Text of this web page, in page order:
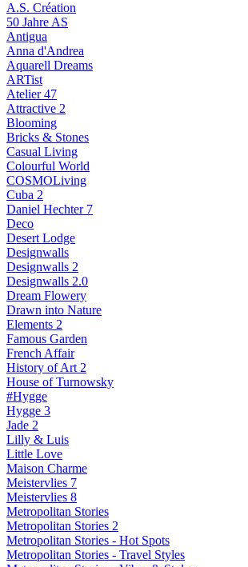
A.S. Création
50 Jahre AS
Antigua
Anna d'Andrea
Aquarell Dreams
ARTist
Atelier 47
Attractive 2
Blooming
Bricks & Stones
Casual Living
Colourful World
COSMOLiving
Cuba 2
Daniel Hechter 7
Deco
Desert Lodge
Designwalls
Designwalls 2
Designwalls 2.0
Dream Flowery
Drawn into Nature
Elements 2
Famous Garden
French Affair
History of Art 2
House of Turnowsky
#Hygge
Hygge 3
Jade 2
Lilly & Luis
Little Love
Maison Charme
Meistervlies 7
Meistervlies 8
Metropolitan Stories
Metropolitan Stories 2
Metropolitan Stories - Hot Spots
Metropolitan Stories - Travel Styles